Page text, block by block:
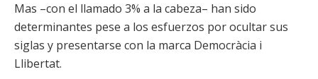
Mas –con el llamado 3% a la cabeza– han sido
determinantes pese a los esfuerzos por ocultar sus
siglas y presentarse con la marca Democràcia i
Llibertat.